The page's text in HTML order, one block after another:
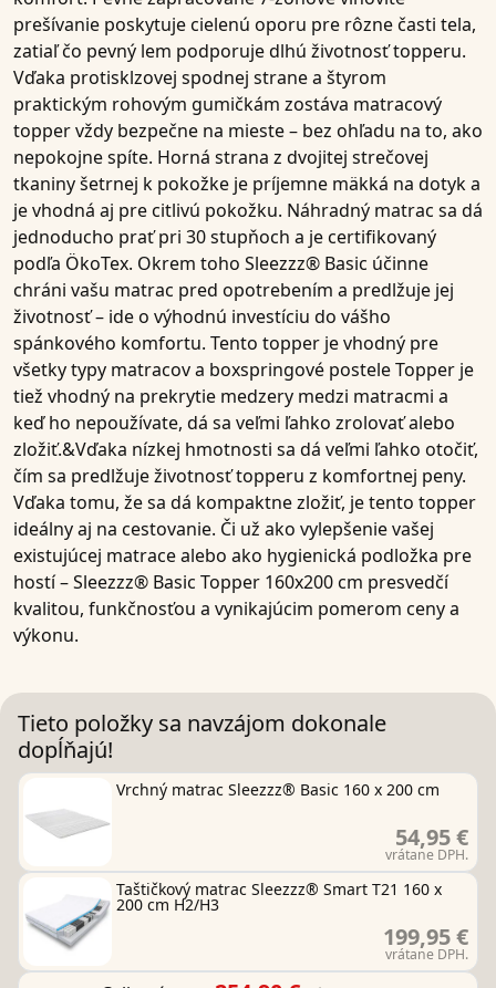
prešívanie poskytuje cielenú oporu pre rôzne časti tela,
zatiaľ čo pevný lem podporuje dlhú životnosť topperu.
Vďaka protisklzovej spodnej stranea štyrom
praktickým rohovým gumičkám zostáva matracový
topper vždy bezpečne na mieste – bez ohľadu na to, ako
nepokojne spíte. Horná strana z dvojitej strečovej
tkaniny šetrnej k pokožke je príjemne mäkká na dotyk a
je vhodná aj pre citlivú pokožku. Náhradný matrac sa dá
jednoducho prať pri 30 stupňoch a jecertifikovaný
podľa ÖkoTex. Okrem toho Sleezzz® Basic účinne
chráni vašu matrac pred opotrebením a predlžuje jej
životnosť – ide o výhodnú investíciu do vášho
spánkového komfortu. Tento topper je vhodný pre
všetky typy matracov a boxspringové postele Topper je
tiež vhodný na prekrytie medzery medzi matracmi a
keď ho nepoužívate, dá sa veľmi ľahko zrolovať alebo
zložiť.&Vďaka nízkej hmotnosti sa dá veľmi ľahko otočiť,
čím sa predlžuje životnosť topperu z komfortnej peny.
Vďaka tomu, že sa dá kompaktne zložiť, je tento topper
ideálny aj na cestovanie. Či už ako vylepšenie vašej
existujúcej matrace alebo ako hygienická podložka pre
hostí –Sleezzz® Basic Topper 160x200 cm presvedčí
kvalitou, funkčnosťou a vynikajúcim pomerom ceny a
výkonu.
Tieto položky sa navzájom dokonale
dopĺňajú!
Vrchný matrac Sleezzz® Basic 160 x 200 cm
54,95 €
vrátane DPH.
Taštičkový matrac Sleezzz® Smart T21 160 x
200 cm H2/H3
199,95 €
vrátane DPH.